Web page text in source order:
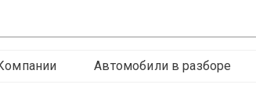
Автомобили в разборе